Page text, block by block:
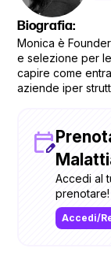
Biografia:
Monica è
e selezione per
capire come
aziende iper
Accedi al
prenotare!
Accedi/